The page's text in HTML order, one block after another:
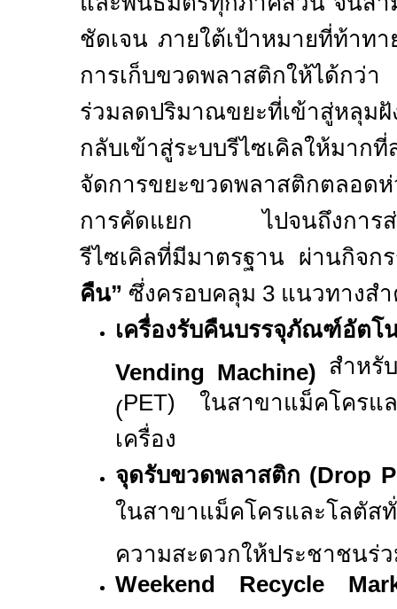
ชัดเจน ภายใต้เป้าหมายที่ท้าท
การเก็บขวดพลาสติกให้ได้กว่า
ร่วมลดปริมาณขยะที่เข้าสู่หลุม
กลับเข้าสู่ระบบรีไซเคิลให้มา
จัดการขยะขวดพลาสติกตลอด
การคัดแยก ไปจนถึงการส่ง
รีไซเคิลที่มีมาตรฐาน ผ่านกิจก
คืน” ซึ่งครอบคลุม 3 แนวทางส
เครื่องรับคืนบรรจุภัณฑ์อัต
Vending Machine) สำหรั
(PET)ในสาขาแม็คโค
เครื่อง
จุดรับขวดพลาสติก (Drop
ในสาขาแม็คโครและโลตัส
ความสะดวกให้ประชาชนร่
Weekend Recycle